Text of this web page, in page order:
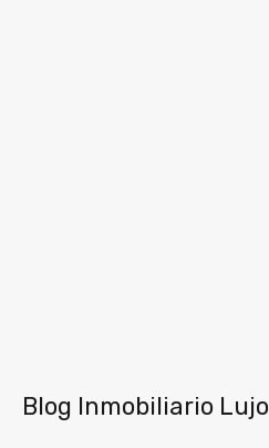
Blog Inmobiliario Lujo